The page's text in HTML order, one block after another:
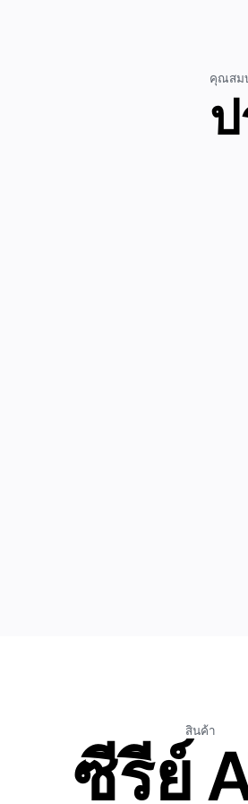
คุณสม
สินค้า
ซีรีย์